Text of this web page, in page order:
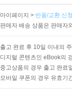
마이페이지 > 반품/교환 신
판매자 배송 상품은 판매자
출고 완료 후 10일 이내의
디지털 콘텐츠인 eBook의
중고상품의 경우 출고 완료
모바일 쿠폰의 경우 유효기